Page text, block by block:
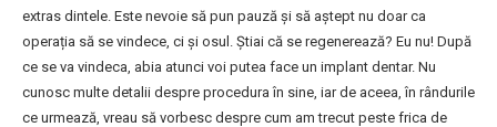
extras dintele. Este nevoie să pun pauză și să aștept nu doar ca
operația să se vindece, ci și osul. Știai că se regenerează? Eu nu! După
ce se va vindeca, abia atunci voi putea face un implant dentar. Nu
cunosc multe detalii despre procedura în sine, iar de aceea, în rândurile
ce urmează, vreau să vorbesc despre cum am trecut peste frica de